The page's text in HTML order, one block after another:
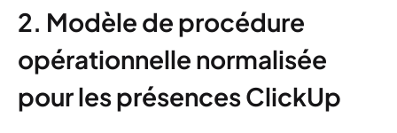
2. Modèle de procédure
opérationnelle normalisée
pour les présences ClickUp